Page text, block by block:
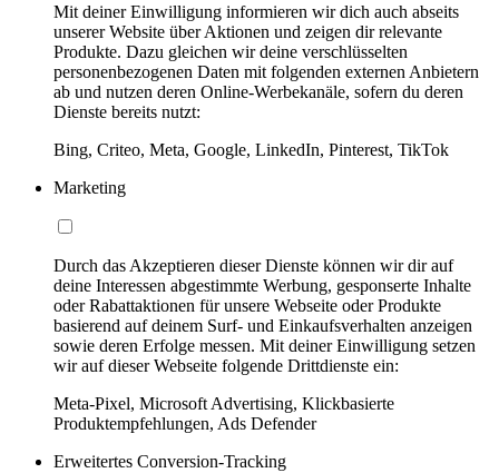
Mit deiner Einwilligung informieren wir dich auch abseits
unserer Website über Aktionen und zeigen dir relevante
Produkte. Dazu gleichen wir deine verschlüsselten
personenbezogenen Daten mit folgenden externen Anbietern
ab und nutzen deren Online-Werbekanäle, sofern du deren
Dienste bereits nutzt:
Bing, Criteo, Meta, Google, LinkedIn, Pinterest, TikTok
Marketing
Durch das Akzeptieren dieser Dienste können wir dir auf
deine Interessen abgestimmte Werbung, gesponserte Inhalte
oder Rabattaktionen für unsere Webseite oder Produkte
basierend auf deinem Surf- und Einkaufsverhalten anzeigen
sowie deren Erfolge messen. Mit deiner Einwilligung setzen
wir auf dieser Webseite folgende Drittdienste ein:
Meta-Pixel, Microsoft Advertising, Klickbasierte
Produktempfehlungen, Ads Defender
Erweitertes Conversion-Tracking